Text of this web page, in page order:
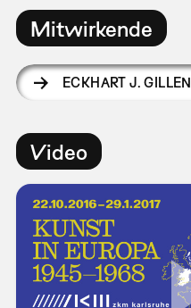
Mitwirkende
ECKHART J. GILLEN
Video